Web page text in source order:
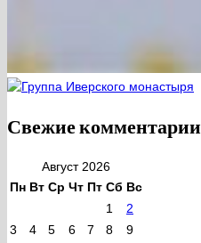
Свежие комментарии
Август 2026
Пн Вт Ср Чт Пт Сб Вс
1
2
3
4 5 6 7 8
9